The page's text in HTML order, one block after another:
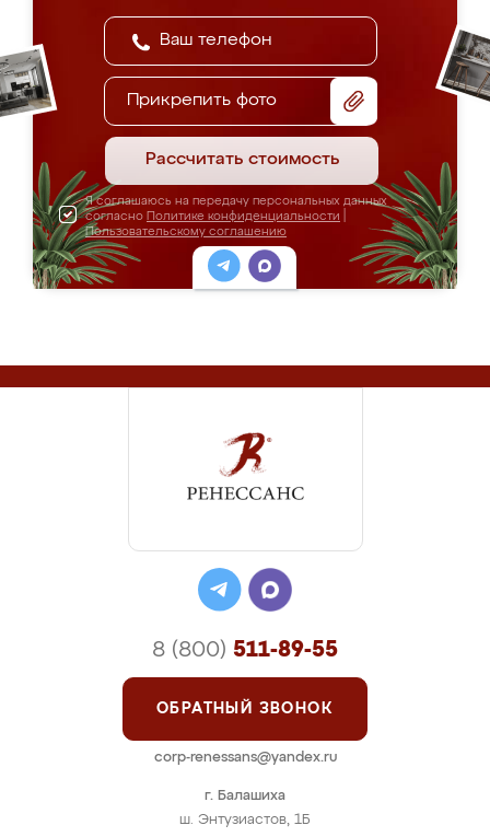
Прикрепить фото
Рассчитать стоимость
Я соглашаюсь на передачу персональных данных
согласно Политике конфиденциальности
Пользовательскому соглашению
г. Балашиха
ш. Энтузиастов, 1Б
8 (800) 511-89-55
ОБРАТНЫЙ ЗВОНОК
corp-renessans@yandex.ru